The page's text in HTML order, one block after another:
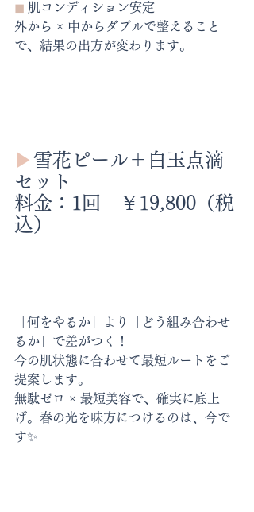
◼︎ 肌コンディション安定
外から × 中からダブルで整えること
で、結果の出方が変わります。
▶︎ 雪花ピール＋白玉点滴
セット
料金：1回　￥19,800（税
込）
「何をやるか」より「どう組み合わせ
るか」で差がつく！
今の肌状態に合わせて最短ルートをご
提案します。
無駄ゼロ × 最短美容で、確実に底上
げ。春の光を味方につけるのは、今で
す✨